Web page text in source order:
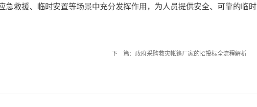
急救援、临时安置等场景中充分发挥作用，为人员提供安全、可靠的临时
下一篇： 政府采购救灾帐篷厂家的招投标全流程解析